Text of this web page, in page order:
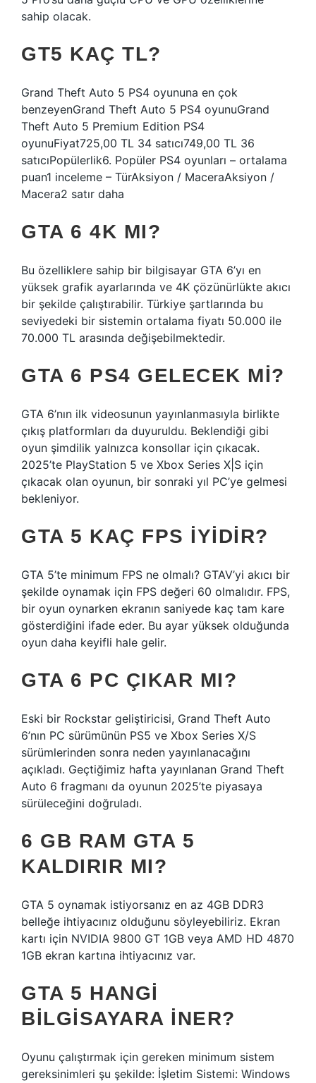
sahip olacak.
GT5 KAÇ TL?
Grand Theft Auto 5 PS4 oyununa en çok
benzeyenGrand Theft Auto 5 PS4 oyunuGrand
Theft Auto 5 Premium Edition PS4
oyunuFiyat725,00 TL 34 satıcı749,00 TL 36
satıcıPopülerlik6. Popüler PS4 oyunları – ortalama
puan1 inceleme – TürAksiyon / MaceraAksiyon /
Macera2 satır daha
GTA 6 4K MI?
Bu özelliklere sahip bir bilgisayar GTA 6’yı en
yüksek grafik ayarlarında ve 4K çözünürlükte akıcı
bir şekilde çalıştırabilir. Türkiye şartlarında bu
seviyedeki bir sistemin ortalama fiyatı 50.000 ile
70.000 TL arasında değişebilmektedir.
GTA 6 PS4 GELECEK MI?
GTA 6’nın ilk videosunun yayınlanmasıyla birlikte
çıkış platformları da duyuruldu. Beklendiği gibi
oyun şimdilik yalnızca konsollar için çıkacak.
2025’te PlayStation 5 ve Xbox Series X|S için
çıkacak olan oyunun, bir sonraki yıl PC’ye gelmesi
bekleniyor.
GTA 5 KAÇ FPS IYIDIR?
GTA 5’te minimum FPS ne olmalı? GTAV’yi akıcı bir
şekilde oynamak için FPS değeri 60 olmalıdır. FPS,
bir oyun oynarken ekranın saniyede kaç tam kare
gösterdiğini ifade eder. Bu ayar yüksek olduğunda
oyun daha keyifli hale gelir.
GTA 6 PC ÇIKAR MI?
Eski bir Rockstar geliştiricisi, Grand Theft Auto
6’nın PC sürümünün PS5 ve Xbox Series X/S
sürümlerinden sonra neden yayınlanacağını
açıkladı. Geçtiğimiz hafta yayınlanan Grand Theft
Auto 6 fragmanı da oyunun 2025’te piyasaya
sürüleceğini doğruladı.
6 GB RAM GTA 5
KALDIRIR MI?
GTA 5 oynamak istiyorsanız en az 4GB DDR3
belleğe ihtiyacınız olduğunu söyleyebiliriz. Ekran
kartı için NVIDIA 9800 GT 1GB veya AMD HD 4870
1GB ekran kartına ihtiyacınız var.
GTA 5 HANGI
BILGISAYARA INER?
Oyunu çalıştırmak için gereken minimum sistem
gereksinimleri şu şekilde: İşletim Sistemi: Windows